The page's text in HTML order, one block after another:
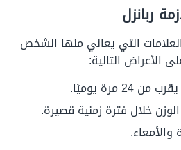
ربانزل
التي يعاني منها الشخص
الأعراض التالية:
مرة يوميًا.
خلال فترة زمنية قصيرة.